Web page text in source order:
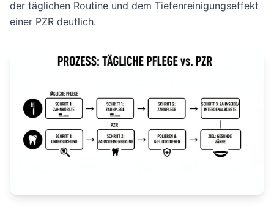
der täglichen Routine und dem Tiefenreinigungseffekt
einer PZR deutlich.